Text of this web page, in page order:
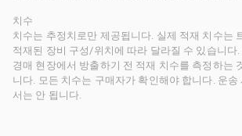
치수
치수는 추정치로만 제공됩니다. 실제 적재 치수는
적재된 장비 구성/위치에 따라 달라질 수 있습니다
경매 현장에서 방출하기 전 적재 치수를 측정하는
니다. 모든 치수는 구매자가 확인해야 합니다. 운송
서는 안 됩니다.